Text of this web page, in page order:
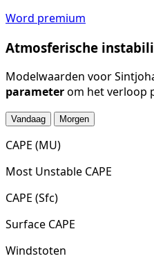
Word premium
Atmosferische
Modelwaarden voor
parameterom het verloop
Vandaag Morgen
CAPE (MU)
Most Unstable CAPE
CAPE (Sfc)
Surface CAPE
Windstoten